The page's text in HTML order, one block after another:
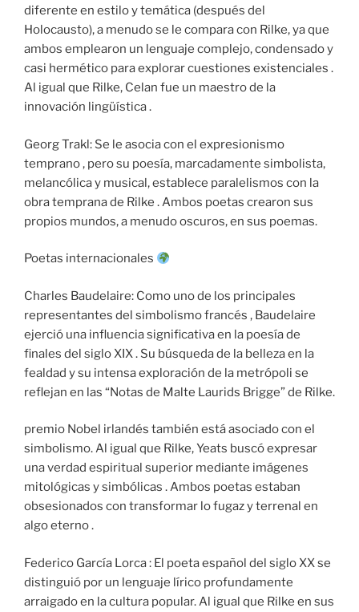
diferente en estilo y temática (después del
Holocausto), a menudo se le compara con Rilke, ya que
ambos emplearon un lenguaje complejo, condensado y
casi hermético para explorar cuestiones existenciales .
Al igual que Rilke, Celan fue un maestro de la
innovación lingüística .
Georg Trakl: Se le asocia con el expresionismo
temprano , pero su poesía, marcadamente simbolista,
melancólica y musical, establece paralelismos con la
obra temprana de Rilke . Ambos poetas crearon sus
propios mundos, a menudo oscuros, en sus poemas.
Poetas internacionales
Charles Baudelaire: Como uno de los principales
representantes del simbolismo francés , Baudelaire
ejerció una influencia significativa en la poesía de
finales del siglo XIX . Su búsqueda de la belleza en la
fealdad y su intensa exploración de la metrópoli se
reflejan en las “Notas de Malte Laurids Brigge” de Rilke.
premio Nobel irlandés también está asociado con el
simbolismo. Al igual que Rilke, Yeats buscó expresar
una verdad espiritual superior mediante imágenes
mitológicas y simbólicas . Ambos poetas estaban
obsesionados con transformar lo fugaz y terrenal en
algo eterno .
Federico García Lorca : El poeta español del siglo XX se
distinguió por un lenguaje lírico profundamente
arraigado en la cultura popular. Al igual que Rilke en sus